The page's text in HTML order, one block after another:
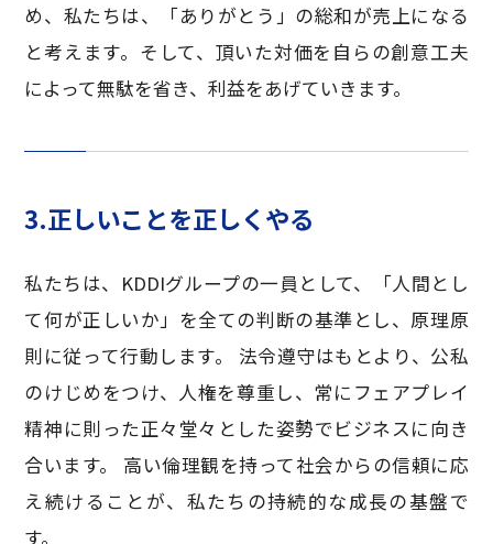
め、私たちは、「ありがとう」の総和が売上になる
と考えます。そして、頂いた対価を自らの創意工夫
によって無駄を省き、利益をあげていきます。
3.正しいことを正しくやる
私たちは、KDDIグループの一員として、「人間とし
て何が正しいか」を全ての判断の基準とし、原理原
則に従って行動します。 法令遵守はもとより、公私
のけじめをつけ、人権を尊重し、常にフェアプレイ
精神に則った正々堂々とした姿勢でビジネスに向き
合います。 高い倫理観を持って社会からの信頼に応
え続けることが、私たちの持続的な成長の基盤で
す。